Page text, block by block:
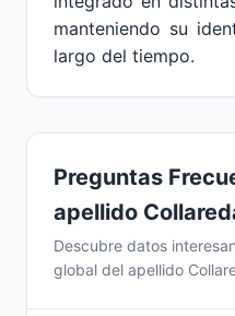
manteniendo su
largo del tiempo.
Preguntas
apellido
Descubre datos
global del apellido